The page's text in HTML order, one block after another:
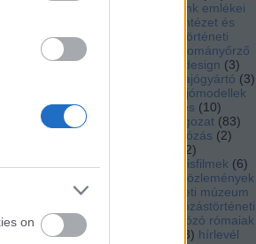
on
haditengerészetünk emlékei
Hadtörténeti Intézet és
Hadtörténeti
hagyományőrző
hajodesign (3)
hajógyártó (3)
hajómodellek
hajómodellezés (10)
hajómodellező tagozat (83)
hajózás (2)
2)
hajózástörténeti kisfilmek (6)
hajózástörténeti közlemények
(
hajózástörténeti múzeum
hajózástörténeti
Hajózó rómaiak
3) hírlevél